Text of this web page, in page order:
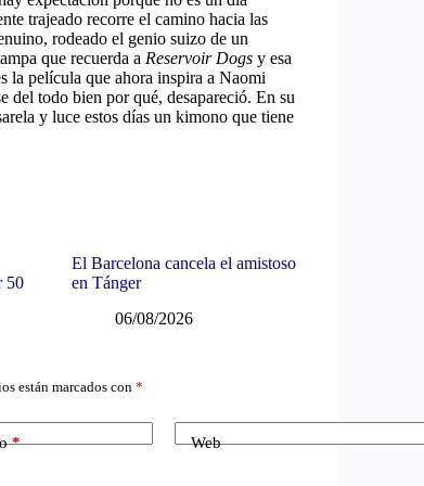
trajeado recorre el camino hacia las
rodeado el genio suizo de un
que recuerda a Reservoir Dogs y esa
la película que ahora inspira a Naomi
del todo bien por qué, desapareció. En su
y luce estos días un kimono que tiene
50
El Barcelona cancela el amistoso
en Tánger
06/08/2026
están marcados con *
* Web